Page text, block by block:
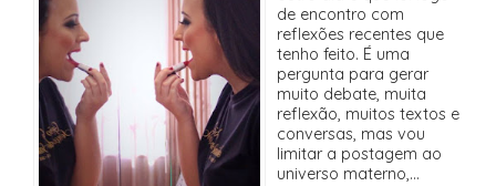
de encontro com
reflexões recentes que
tenho feito. É uma
pergunta para gerar
muito debate, muita
reflexão, muitos textos e
conversas, mas vou
limitar a postagem ao
universo materno,...